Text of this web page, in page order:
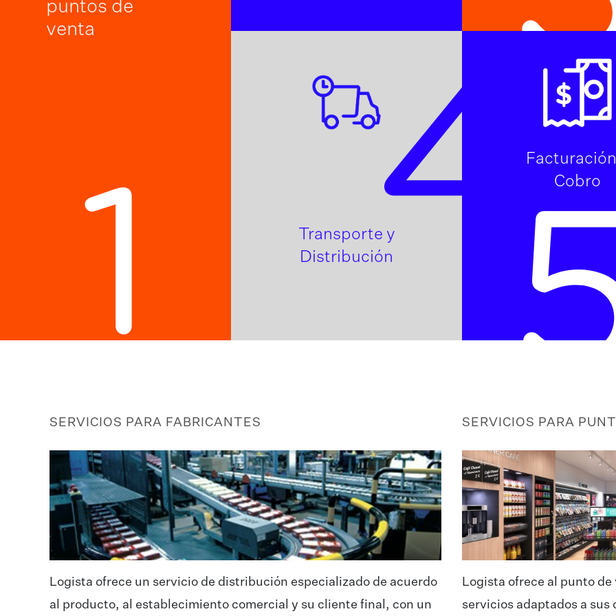
puntos de
venta
1
Transporte y
Distribución4
Cobro
SERVICIOS PARA FABRICANTES
Logista ofrece un servicio de distribución especializado de acuerdo
al producto, al establecimiento comercial y su cliente final, con un
SERVICIOS PARA
Logista ofrece al punto
servicios adaptados a